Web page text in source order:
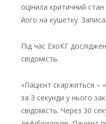
оцінила критичний
його на кушетку.
Під час ЕхоКГ
свідомість.
«Пацієнт скаржиться –
за 3 секунди у нього
свідомість. Через 30